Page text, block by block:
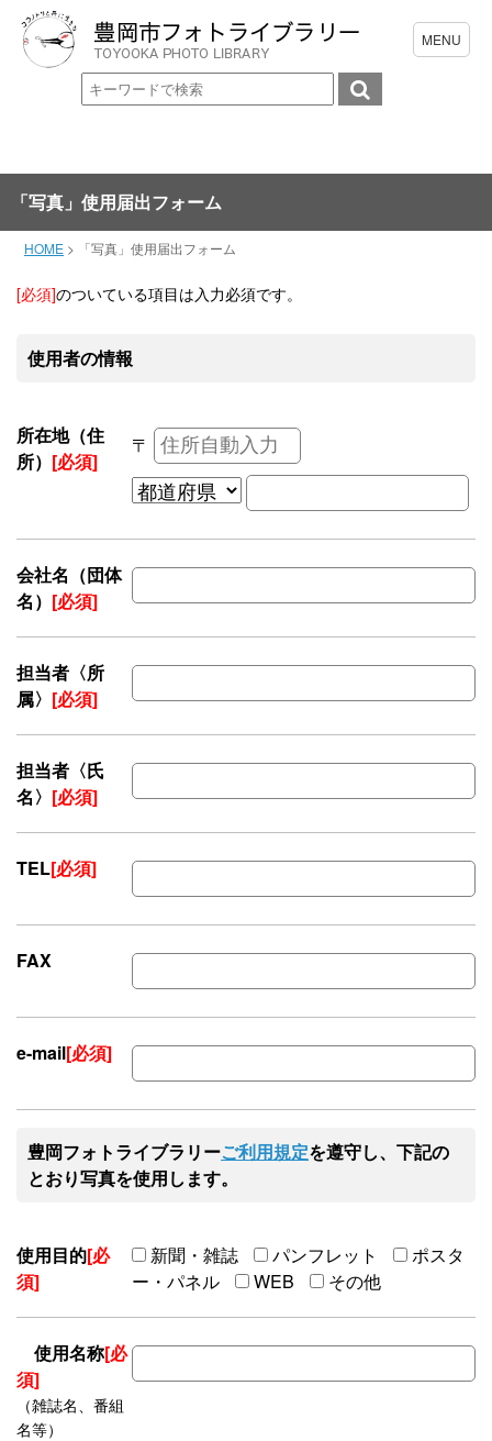
「写真」使用届出フォーム
HOME > 「写真」使用届出フォーム
[必須]のついている項目は入力必須です。
使用者の情報
所在地（住
所） [必須]
〒
会社名（団体
名） [必須]
担当者〈所
属〉 [必須]
担当者〈氏
名〉 [必須]
TEL[必須]
FAX
e-mail[必須]
豊岡フォトライブラリーご利用規定を遵守し、下記の
とおり写真を使用します。
使用目的[必
須]
新聞・雑誌 パンフレット
ポスタ
ー・パネル
WEB その他
使用名称[必
須]
（雑誌名、番組
名等）